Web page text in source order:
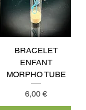
BRACELET
ENFANT
MORPHO TUBE
Prix
6,00 €